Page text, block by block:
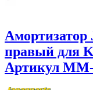
Амортизатор
правый для
Артикул